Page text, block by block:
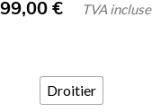
€ TVA incluse
Droitier